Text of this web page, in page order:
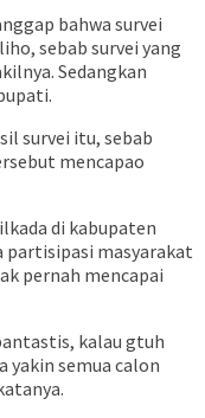
bahwa survei
sebab survei yang
Sedangkan
survei itu, sebab
mencapao
di kabupaten
partisipasi masyarakat
pernah mencapai
kalau gtuh
yakin semua calon